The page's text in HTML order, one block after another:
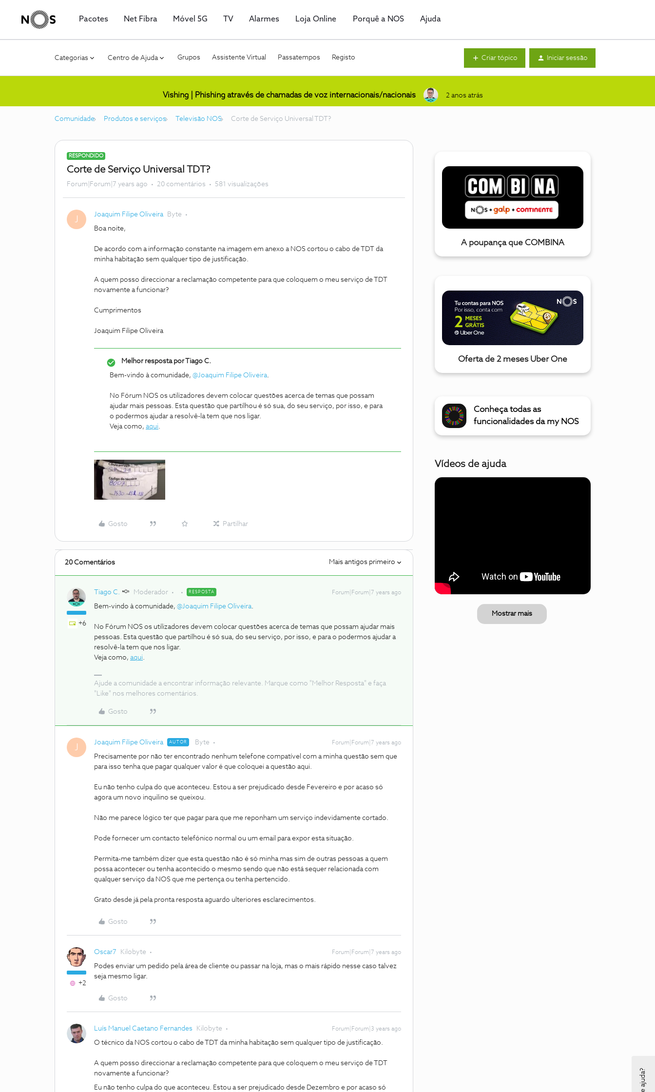
Pacotes Net Fibra Móvel 5G TV Alarmes Loja Online Porquê a NOS Ajuda
Categorias Centro de Ajuda Grupos Assistente Virtual Passatempos Registo Criar tópico Iniciar sessão
Vishing | Phishing através de chamadas de voz internacionais/nacionais 2 anos atrás
Comunidade Produtos e serviços Televisão NOS Corte de Serviço Universal TDT?
RESPONDIDO
Corte de Serviço Universal TDT?
Forum|Forum|7 years ago 20 comentários 581 visualizações
J Joaquim Filipe Oliveira Byte
Boa noite,
De acordo com a informação constante na imagem em anexo a NOS cortou o cabo de TDT da
minha habitação sem qualquer tipo de justificação.
A quem posso direccionar a reclamação competente para que coloquem o meu serviço de TDT
novamente a funcionar?
Cumprimentos
Joaquim Filipe Oliveira
Melhor resposta porTiago C.
Bem-vindo à comunidade, @Joaquim Filipe Oliveira.
No Fórum NOS os utilizadores devem colocar questões acerca de temas que possam
ajudar mais pessoas. Esta questão que partilhou é só sua, do seu serviço, por isso, e para
o podermos ajudar a resolvê-la tem que nos ligar.
Veja como, aqui.
Gosto Partilhar
20 Comentários Mais antigos primeiro
+6
Tiago C. Moderador RESPOSTA Forum|Forum|7 years ago
Bem-vindo à comunidade, @Joaquim Filipe Oliveira.
No Fórum NOS os utilizadores devem colocar questões acerca de temas que possam ajudar mais
pessoas. Esta questão que partilhou é só sua, do seu serviço, por isso, e para o podermos ajudar a
resolvê-la tem que nos ligar.
Veja como, aqui.
Ajude a comunidade a encontrar informação relevante. Marque como "Melhor Resposta" e faça
"Like" nos melhores comentários.
Gosto
J Joaquim Filipe Oliveira AUTOR Byte Forum|Forum|7 years ago
Precisamente por não ter encontrado nenhum telefone compatível com a minha questão sem que
para isso tenha que pagar qualquer valor é que coloquei a questão aqui.
Eu não tenho culpa do que aconteceu. Estou a ser prejudicado desde Fevereiro e por acaso só
agora um novo inquilino se queixou.
Não me parece lógico ter que pagar para que me reponham um serviço indevidamente cortado.
Pode fornecer um contacto telefónico normal ou um email para expor esta situação.
Permita-me também dizer que esta questão não é só minha mas sim de outras pessoas a quem
possa acontecer ou tenha acontecido o mesmo sendo que não está sequer relacionada com
qualquer serviço da NOS que me pertença ou tenha pertencido.
Grato desde já pela pronta resposta aguardo ulteriores esclarecimentos.
Gosto
+2
Oscar7 Kilobyte Forum|Forum|7 years ago
Podes enviar um pedido pela área de cliente ou passar na loja, mas o mais rápido nesse caso talvez
seja mesmo ligar.
Gosto
Luís Manuel Caetano Fernandes Kilobyte Forum|Forum|3 years ago
O técnico da NOS cortou o cabo de TDT da minha habitação sem qualquer tipo de justificação.
A quem posso direccionar a reclamação competente para que coloquem o meu serviço de TDT
novamente a funcionar?
Eu não tenho culpa do que aconteceu. Estou a ser prejudicado desde Dezembro e por acaso só
A poupança que COMBINA
Oferta de 2 meses Uber One
Conheça todas as
funcionalidades da my NOS
Vídeos de ajuda
Mostrar mais